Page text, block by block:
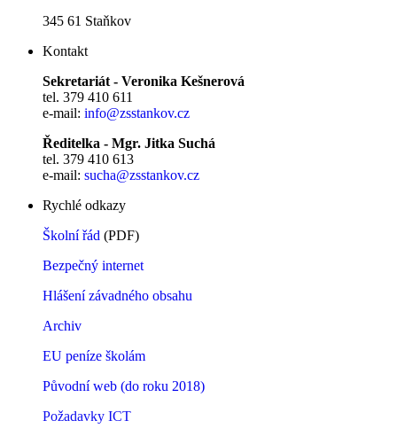
345 61 Staňkov
Kontakt
Sekretariát - Veronika Kešnerová
tel. 379 410 611
e-mail: info@zsstankov.cz
Ředitelka - Mgr. Jitka Suchá
tel. 379 410 613
e-mail: sucha@zsstankov.cz
Rychlé odkazy
Školní řád (PDF)
Bezpečný internet
Hlášení závadného obsahu
Archiv
EU peníze školám
Původní web (do roku 2018)
Požadavky ICT